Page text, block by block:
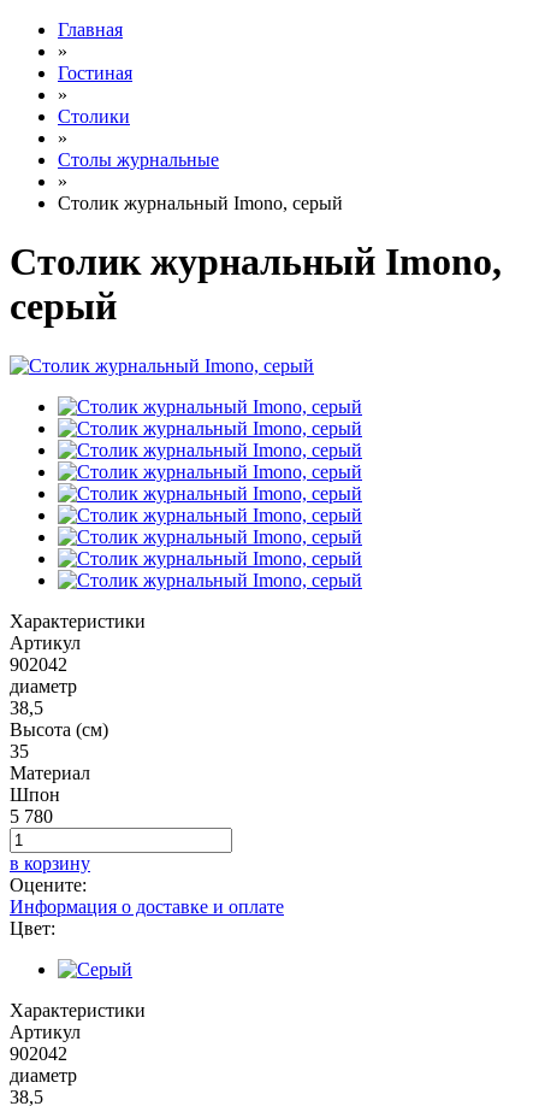
Главная
»
Гостиная
»
Столики
»
Столы журнальные
»
Столик журнальный Imono, серый
Столик журнальный Imono,
серый
Характеристики
Артикул
902042
диаметр
38,5
Высота (см)
35
Материал
Шпон
5 780
в корзину
Оцените:
Информация о доставке и оплате
Цвет:
Характеристики
Артикул
902042
диаметр
38,5